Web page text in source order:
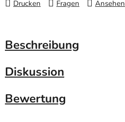
Drucken Fragen Ansehen
Beschreibung
Diskussion
Bewertung